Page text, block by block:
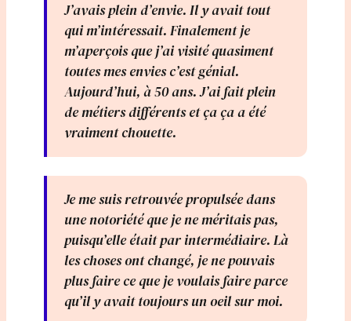
J’avais plein d’envie. Il y avait tout
qui m’intéressait. Finalement je
m’aperçois que j’ai visité quasiment
toutes mes envies c’est génial.
Aujourd’hui, à 50 ans. J’ai fait plein
de métiers différents et ça ça a été
vraiment chouette.
Je me suis retrouvée propulsée dans
une notoriété que je ne méritais pas,
puisqu’elle était par intermédiaire. Là
les choses ont changé, je ne pouvais
plus faire ce que je voulais faire parce
qu’il y avait toujours un oeil sur moi.